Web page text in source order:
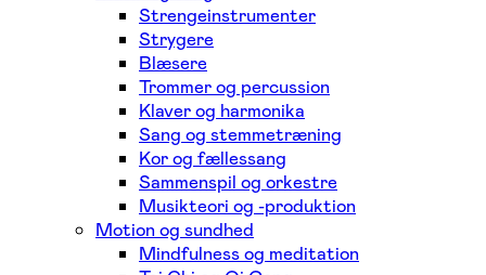
Strengeinstrumenter
Strygere
Blæsere
Trommer og percussion
Klaver og harmonika
Sang og stemmetræning
Kor og fællessang
Sammenspil og orkestre
Musikteori og -produktion
Motion og sundhed
Mindfulness og meditation